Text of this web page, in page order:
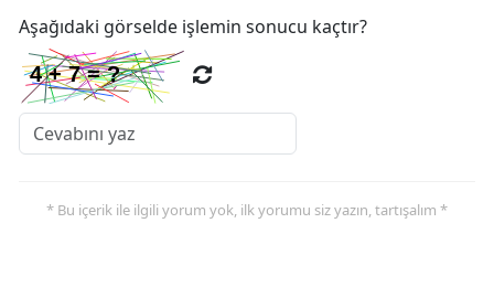
Aşağıdaki görselde işlemin sonucu kaçtır?
* Bu içerik ile ilgili yorum yok, ilk yorumu siz yazın, tartışalım *